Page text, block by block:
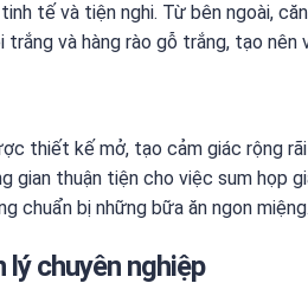
tế và tiện nghi. Từ bên ngoài,
trắng và hàng rào gỗ trắng, tạo
thiết kế mở, tạo cảm giác rộng
gian thuận tiện cho việc sum họp
chuẩn bị những bữa ăn ngon miệng.
chuyên nghiệp